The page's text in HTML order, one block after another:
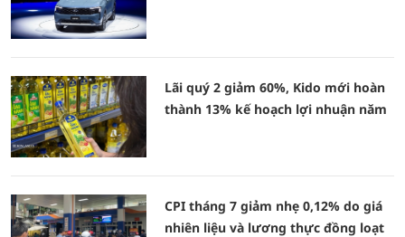
Lãi quý 2 giảm 60%, Kido mới hoàn
thành 13% kế hoạch lợi nhuận năm
CPI tháng 7 giảm nhẹ 0,12% do giá
nhiên liệu và lương thực đồng loạt